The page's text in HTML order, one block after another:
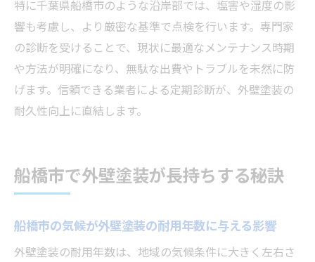
外壁塗装の点検と補修スケジュールの作り
方
外壁塗装の耐用年数を守る定期診断の重要
性
外壁塗装を長持ちさせるための計画的実施
術
安心して住まうための外壁塗装維持術
外壁塗装の耐用年数を延ばす日常のお手入
特に千葉県船橋市のような沿岸部では、塩害や湿度の影
響も考慮し、より厳密な基準で点検を行います。専門家
の診断を受けることで、現状に最適なメンテナンス時期
や方法が明確になり、無駄な出費やトラブルを未然に防
げます。信頼できる業者による定期診断が、外壁塗装の
耐久性向上に直結します。
船橋市で外壁塗装が長持ちする秘訣
船橋市の気候が外壁塗装の耐用年数に与える影響
外壁塗装の耐用年数は、地域の気候条件に大きく左右さ